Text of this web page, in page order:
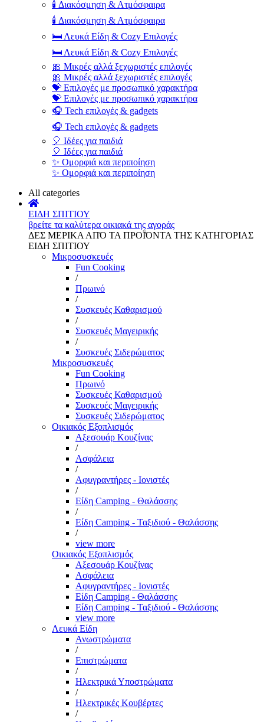
🕯️ Διακόσμηση & Ατμόσφαιρα
🕯️ Διακόσμηση & Ατμόσφαιρα
🛏️ Λευκά Είδη & Cozy Επιλογές
🛏️ Λευκά Είδη & Cozy Επιλογές
🎀 Μικρές αλλά ξεχωριστές επιλογές
🎀 Μικρές αλλά ξεχωριστές επιλογές
💝 Επιλογές με προσωπικό χαρακτήρα
💝 Επιλογές με προσωπικό χαρακτήρα
🎧 Tech επιλογές & gadgets
🎧 Tech επιλογές & gadgets
🎈 Ιδέες για παιδιά
🎈 Ιδέες για παιδιά
✨ Ομορφιά και περιποίηση
✨ Ομορφιά και περιποίηση
All categories
ΕΙΔΗ ΣΠΙΤΙΟΥ
βρείτε τα καλύτερα οικιακά της αγοράς
ΔΕΣ ΜΕΡΙΚΑ ΑΠΌ ΤΑ ΠΡΟΪΌΝΤΑ ΤΗΣ ΚΑΤΗΓΟΡΙΑΣ
ΕΙΔΗ ΣΠΙΤΙΟΥ
Μικροσυσκευές
Fun Cooking
/
Πρωινό
/
Συσκευές Καθαρισμού
/
Συσκευές Μαγειρικής
/
Συσκευές Σιδερώματος
Μικροσυσκευές
Fun Cooking
Πρωινό
Συσκευές Καθαρισμού
Συσκευές Μαγειρικής
Συσκευές Σιδερώματος
Οικιακός Εξοπλισμός
Αξεσουάρ Κουζίνας
/
Ασφάλεια
/
Αφυγραντήρες - Ιονιστές
/
Είδη Camping - Θαλάσσης
/
Είδη Camping - Ταξιδιού - Θαλάσσης
/
view more
Οικιακός Εξοπλισμός
Αξεσουάρ Κουζίνας
Ασφάλεια
Αφυγραντήρες - Ιονιστές
Είδη Camping - Θαλάσσης
Είδη Camping - Ταξιδιού - Θαλάσσης
view more
Λευκά Είδη
Ανωστρώματα
/
Επιστρώματα
/
Ηλεκτρικά Υποστρώματα
/
Ηλεκτρικές Κουβέρτες
/